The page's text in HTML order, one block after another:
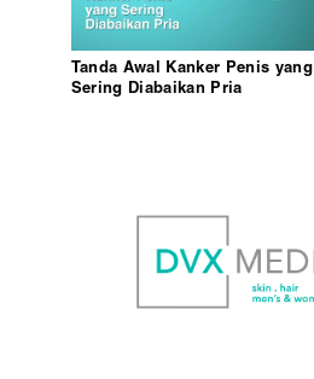
Tanda Awal Kanker Penis yang
Sering Diabaikan Pria